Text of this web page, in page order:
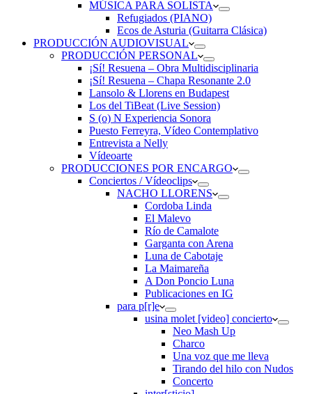
MÚSICA PARA SOLISTA
Refugiados (PIANO)
Ecos de Asturia (Guitarra Clásica)
PRODUCCIÓN AUDIOVISUAL
PRODUCCIÓN PERSONAL
¡Sí! Resuena – Obra Multidisciplinaria
¡Sí! Resuena – Chapa Resonante 2.0
Lansolo & Llorens en Budapest
Los del TiBeat (Live Session)
S (o) N Experiencia Sonora
Puesto Ferreyra, Vídeo Contemplativo
Entrevista a Nelly
Vídeoarte
PRODUCCIONES POR ENCARGO
Conciertos / Vídeoclips
NACHO LLORENS
Cordoba Linda
El Malevo
Río de Camalote
Garganta con Arena
Luna de Cabotaje
La Maimareña
A Don Poncio Luna
Publicaciones en IG
para p[r]e
usina molet [video] concierto
Neo Mash Up
Charco
Una voz que me lleva
Tirando del hilo con Nudos
Concerto